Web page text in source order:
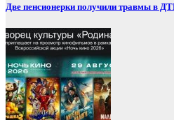
Две пенсионерки получили травмы в